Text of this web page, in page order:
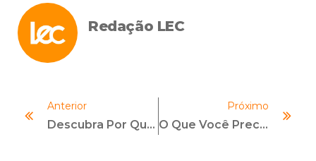
Redação LEC
Anterior
Descubra Por Que Este É O Melhor Momento Para Se Especializar Em Compliance
Próximo
O Que Você Precisa Saber Sobre Estágios Durante A Pós-Graduação No Brasil